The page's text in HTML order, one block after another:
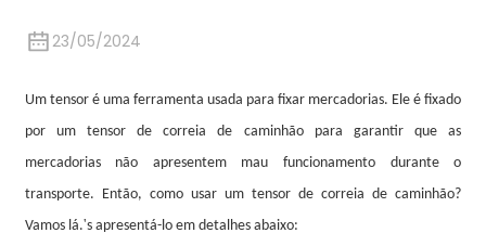
23/05/2024
Um tensor é uma ferramenta usada para fixar mercadorias. Ele é fixado
por um tensor de correia de caminhão para garantir que as
mercadorias não apresentem mau funcionamento durante o
transporte. Então, como usar um tensor de correia de caminhão?
Vamos lá.'s apresentá-lo em detalhes abaixo: